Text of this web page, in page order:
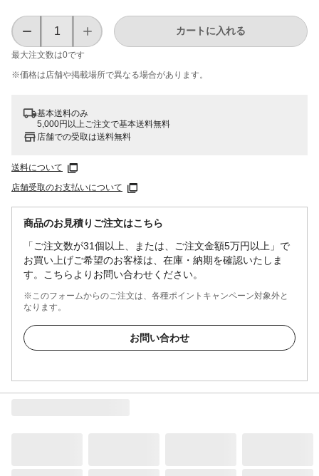
最大注文数は0です
カートに入れる
※価格は​店舗や​掲載場所で​異なる​場合が​あります。
基本送料のみ
5,000円以上ご注文で基本送料無料
店舗での受取は送料無料
送料について
店舗受取のお支払いについて
商品のお見積りご注文はこちら
「ご注文数が31個以上、または、ご注文金額5万円以上」で
お買い上げご希望のお客様は、在庫・納期を確認いたしま
す。こちらよりお問い合わせください。
※このフォームからのご注文は、各種ポイントキャンペーン対象外と
なります。
お問い合わせ